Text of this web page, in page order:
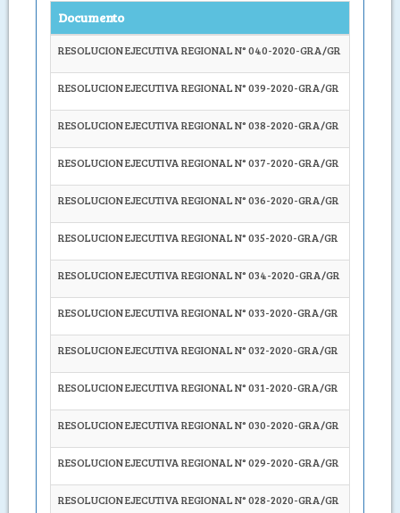
Documento
RESOLUCION EJECUTIVA REGIONAL N° 040-2020-GRA/GR
RESOLUCION EJECUTIVA REGIONAL N° 039-2020-GRA/GR
RESOLUCION EJECUTIVA REGIONAL N° 038-2020-GRA/GR
RESOLUCION EJECUTIVA REGIONAL N° 037-2020-GRA/GR
RESOLUCION EJECUTIVA REGIONAL N° 036-2020-GRA/GR
RESOLUCION EJECUTIVA REGIONAL N° 035-2020-GRA/GR
RESOLUCION EJECUTIVA REGIONAL N° 034-2020-GRA/GR
RESOLUCION EJECUTIVA REGIONAL N° 033-2020-GRA/GR
RESOLUCION EJECUTIVA REGIONAL N° 032-2020-GRA/GR
RESOLUCION EJECUTIVA REGIONAL N° 031-2020-GRA/GR
RESOLUCION EJECUTIVA REGIONAL N° 030-2020-GRA/GR
RESOLUCION EJECUTIVA REGIONAL N° 029-2020-GRA/GR
RESOLUCION EJECUTIVA REGIONAL N° 028-2020-GRA/GR